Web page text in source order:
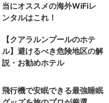
当にオススメの海外WiFiレ
ンタルはこれ！
【クアラルンプールのホテ
ル】避けるべき危険地区の解
説・お勧めホテル
飛行機で安眠できる最強睡眠